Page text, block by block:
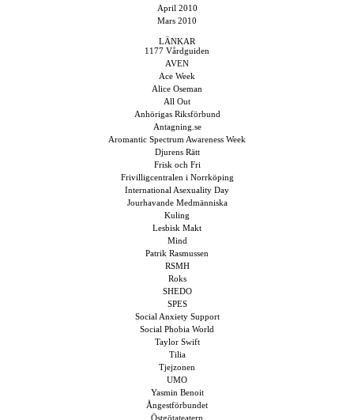
April 2010
Mars 2010
LÄNKAR
1177 Vårdguiden
AVEN
Ace Week
Alice Oseman
All Out
Anhörigas Riksförbund
Antagning.se
Aromantic Spectrum Awareness Week
Djurens Rätt
Frisk och Fri
Frivilligcentralen i Norrköping
International Asexuality Day
Jourhavande Medmänniska
Kuling
Lesbisk Makt
Mind
Patrik Rasmussen
RSMH
Roks
SHEDO
SPES
Social Anxiety Support
Social Phobia World
Taylor Swift
Tilia
Tjejzonen
UMO
Yasmin Benoit
Ångestförbundet
Östgötateatern